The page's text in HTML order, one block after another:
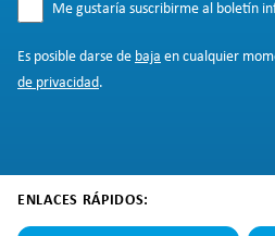
Me gustaría suscribirme al boletín
Es posible darse de baja en cualquier
de privacidad.
ENLACES RÁPIDOS: